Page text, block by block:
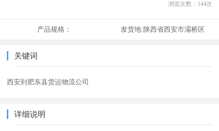
浏览次数： 144次
产品规格： 发货地:陕西省西安市灞桥区
关键词
西安到肥东县货运物流公司
详细说明